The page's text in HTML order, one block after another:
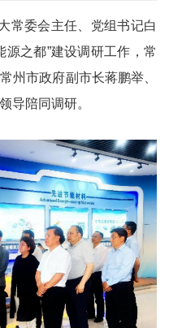
常委会主任、党组书记白
之都”建设调研工作，常
州市政府副市长蒋鹏举、
导陪同调研。